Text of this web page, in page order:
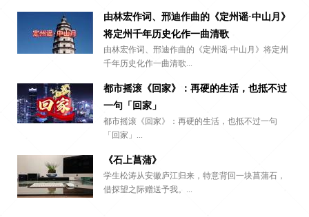
由林宏作词、邢迪作曲的《定州谣·中山月》
将定州千年历史化作一曲清歌
由林宏作词、邢迪作曲的《定州谣·中山月》将定州
千年历史化作一曲清歌...
都市摇滚《回家》：再硬的生活，也抵不过
一句「回家」
都市摇滚《回家》：再硬的生活，也抵不过一句
「回家」...
《石上菖蒲》
学生松涛从安徽庐江归来，特意背回一块菖蒲石，
借探望之际赠送予我。...